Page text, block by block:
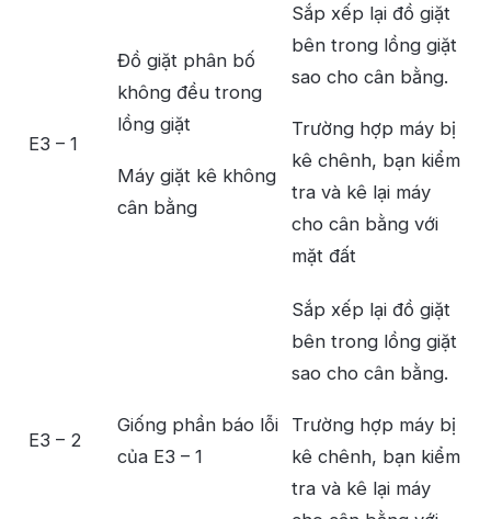
E3 – 1
Đồ giặt phân bố
không đều trong
lồng giặt
Máy giặt kê không
cân bằng
Sắp xếp lại đồ giặt
bên trong lồng giặt
sao cho cân bằng.
Trường hợp máy bị
kê chênh, bạn kiểm
tra và kê lại máy
cho cân bằng với
mặt đất
E3 – 2
Giống phần báo lỗi
của E3 – 1
Sắp xếp lại đồ giặt
bên trong lồng giặt
sao cho cân bằng.
Trường hợp máy bị
kê chênh, bạn kiểm
tra và kê lại máy